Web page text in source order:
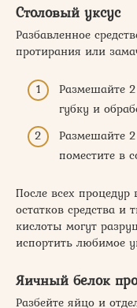
Столовый уксус
Разбавленное
протирания или
Размешайте
губку и
Размешайте
поместите в
После всех
остатков средства и
кислоты могут
испортить любимое
Яичный белок
Разбейте яйцо и